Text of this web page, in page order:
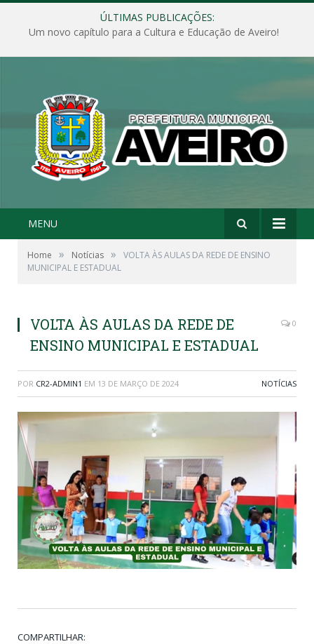
ÚLTIMAS PUBLICAÇÕES:
Um novo capítulo para a Cultura e Educação de Aveiro!
MENU
Home » Notícias »
VOLTA ÀS AULAS DA REDE DE ENSINO
MUNICIPAL E ESTADUAL
VOLTA ÀS AULAS DA REDE DE
ENSINO MUNICIPAL E ESTADUAL
0
POR CR2-ADMIN1 EM 13 DE MARÇO DE 2024 NOTÍCIAS
COMPARTILHAR: